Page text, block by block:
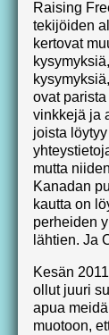
Raising
tekijöiden
kertovat
ovat
vinkkejä ja
joista
mutta
Kanadan
kautta on
perheiden
lähtien. Ja
Kesän
ollut juuri
apua
muotoon,